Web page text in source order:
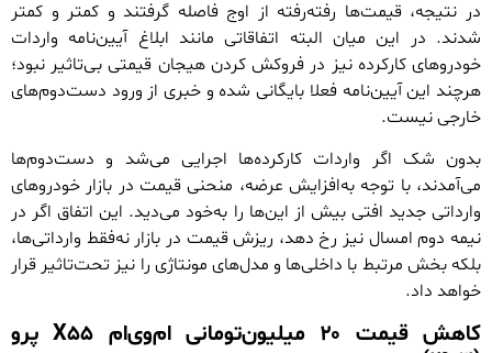
در نتیجه، قیمت‌ها رفته‌رفته از اوج فاصله گرفتند و کمتر و کمتر
شدند. در این میان البته اتفاقاتی مانند ابلاغ آیین‌نامه واردات
خودروهای کارکرده نیز در فروکش کردن هیجان قیمتی بی‌تاثیر نبود؛
هرچند این آیین‌نامه فعلا بایگانی شده و خبری از ورود دست‌دوم‌های
خارجی نیست.
بدون شک اگر واردات کارکرده‌ها اجرایی می‌شد و دست‌دوم‌ها
می‌آمدند، با توجه به‌افزایش عرضه، منحنی قیمت در بازار خودروهای
وارداتی جدید افتی بیش از این‌ها را به‌خود می‌دید. این اتفاق اگر در
نیمه دوم امسال نیز رخ دهد، ریزش قیمت در بازار نه‌فقط وارداتی‌ها،
بلکه بخش مرتبط با داخلی‌ها و مدل‌های ‌مونتاژی را نیز تحت‌تاثیر قرار
خواهد داد.
کاهش قیمت ۲۰ میلیون‌تومانی ام‌وی‌ام X۵۵ پرو